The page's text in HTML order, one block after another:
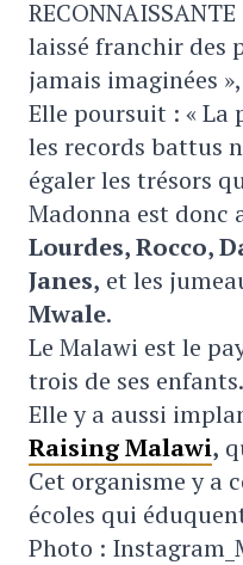
laissé franchir des
jamais imaginées
Elle poursuit : «
les records battus
égaler les trésors
Madonna est donc
Lourdes, Rocco,
Janes, et les
Mwale.
Le Malawi est le
trois de ses enfants.
Elle y a aussi
Raising Malawi,
Cet organisme y a
écoles qui
Photo :